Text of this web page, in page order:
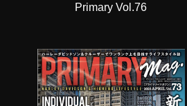
Primary Vol.76